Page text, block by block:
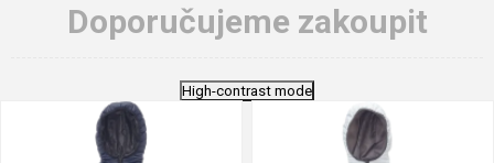
Doporučujeme zakoupit
High-contrast mode